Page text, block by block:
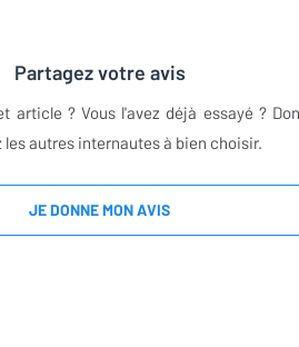
Partagez votre avis
article ? Vous l'avez déjà essayé ?
autres internautes à bien choisir.
JE DONNE MON AVIS